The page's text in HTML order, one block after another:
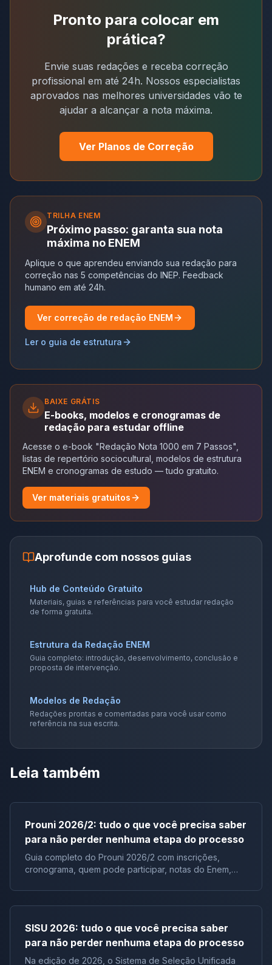
Pronto para colocar em
prática?
Envie suas redações e receba correção
profissional em até 24h. Nossos especialistas
aprovados nas melhores universidades vão te
ajudar a alcançar a nota máxima.
Ver Planos de Correção
TRILHA ENEM
Próximo passo: garanta sua nota
máxima no ENEM
Aplique o que aprendeu enviando sua redação para
correção nas 5 competências do INEP. Feedback
humano em até 24h.
Ver correção de redação ENEM
Ler o guia de estrutura
BAIXE GRÁTIS
E-books, modelos e cronogramas de
redação para estudar offline
Acesse o e-book "Redação Nota 1000 em 7 Passos",
listas de repertório sociocultural, modelos de estrutura
ENEM e cronogramas de estudo — tudo gratuito.
Ver materiais gratuitos
Aprofunde com nossos guias
Hub de Conteúdo Gratuito
Materiais, guias e referências para você estudar redação
de forma gratuita.
Estrutura da Redação ENEM
Guia completo: introdução, desenvolvimento, conclusão e
proposta de intervenção.
Modelos de Redação
Redações prontas e comentadas para você usar como
referência na sua escrita.
Leia também
Prouni 2026/2: tudo o que você precisa saber
para não perder nenhuma etapa do processo
Guia completo do Prouni 2026/2 com inscrições,
cronograma, quem pode participar, notas do Enem,
SISU 2026: tudo o que você precisa saber
para não perder nenhuma etapa do processo
Na edição de 2026, o Sistema de Seleção Unificada